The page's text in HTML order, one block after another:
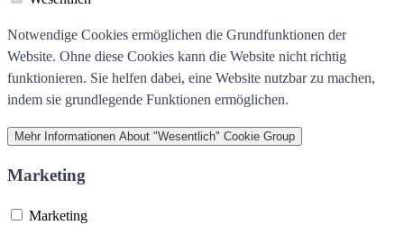
Notwendige Cookies ermöglichen die Grundfunktionen der
Website. Ohne diese Cookies kann die Website nicht richtig
funktionieren. Sie helfen dabei, eine Website nutzbar zu machen,
indem sie grundlegende Funktionen ermöglichen.
Mehr Informationen About "Wesentlich" Cookie Group
Marketing
Marketing